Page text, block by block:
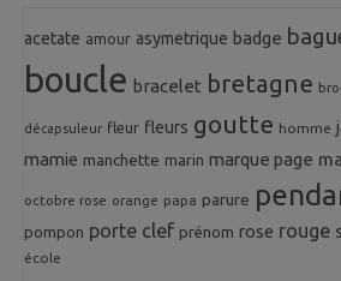
acetate amour asymetrique badge
boucle bracelet bretagne
décapsuleur fleur fleurs goutte homme
mamie manchette marin marque page
octobre rose orange papa parure
pompon porte clef prénom rose rouge
école